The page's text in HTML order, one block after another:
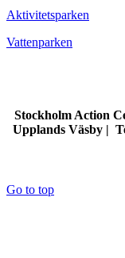
Aktivitetsparken
Vattenparken
Stockholm Action
Upplands Väsby |
Go to top